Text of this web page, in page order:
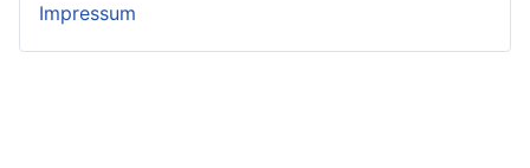
Impressum